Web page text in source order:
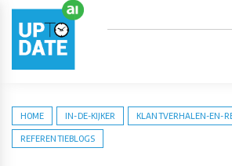
HOME IN-DE-KIJKER KLANTVERHALEN-EN-
REFERENTIEBLOGS